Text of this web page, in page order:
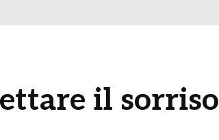
il sorriso